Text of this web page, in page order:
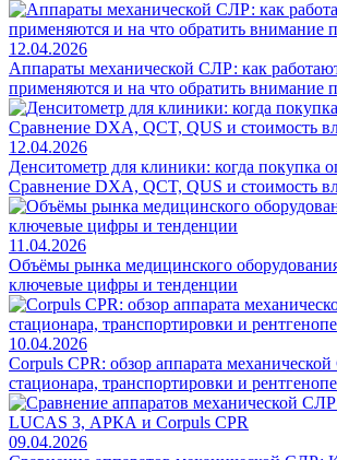
12.04.2026
Аппараты механической СЛР: как
применяются и на что обратить внимание
12.04.2026
Денситометр для клиники: когда покупка
Сравнение DXA, QCT, QUS и стоимость
11.04.2026
Объёмы рынка медицинского
ключевые цифры и тенденции
10.04.2026
Corpuls CPR: обзор аппарата
стационара, транспортировки и
09.04.2026